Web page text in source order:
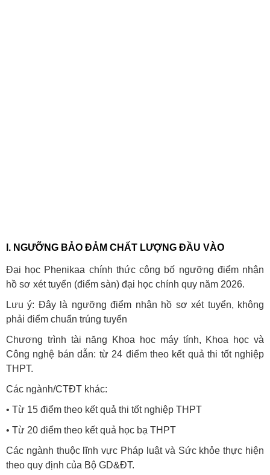
I. NGƯỠNG BẢO ĐẢM CHẤT LƯỢNG ĐẦU VÀO
Đại học Phenikaa chính thức công bố ngưỡng điểm nhận
hồ sơ xét tuyển (điểm sàn) đại học chính quy năm 2026.
Lưu ý: Đây là ngưỡng điểm nhận hồ sơ xét tuyển, không
phải điểm chuẩn trúng tuyển
Chương trình tài năng Khoa học máy tính, Khoa học và
Công nghệ bán dẫn: từ 24 điểm theo kết quả thi tốt nghiệp
THPT.
Các ngành/CTĐT khác:
• Từ 15 điểm theo kết quả thi tốt nghiệp THPT
• Từ 20 điểm theo kết quả học bạ THPT
Các ngành thuộc lĩnh vực Pháp luật và Sức khỏe thực hiện
theo quy định của Bộ GD&ĐT.